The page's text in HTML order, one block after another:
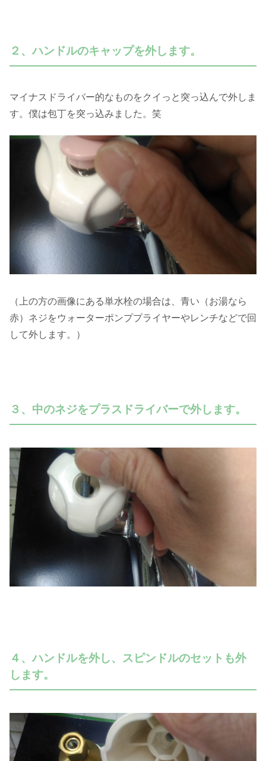
２、ハンドルのキャップを外します。
マイナスドライバー的なものをクイっと突っ込んで外しま
す。僕は包丁を突っ込みました。笑
（上の方の画像にある単水栓の場合は、青い（お湯なら
赤）ネジをウォーターポンププライヤーやレンチなどで回
して外します。）
３、中のネジをプラスドライバーで外します。
４、ハンドルを外し、スピンドルのセットも外
します。